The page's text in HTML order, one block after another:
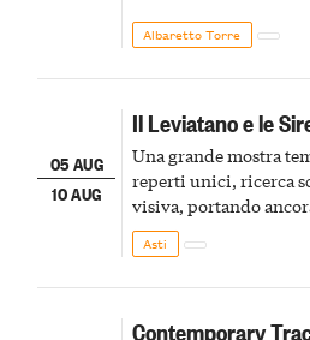
Albaretto Torre
05 AUG
10 AUG
Il Leviatano e le
Una grande mostra
reperti unici, ricerca
visiva, portando
della scena le
Asti
Contemporary